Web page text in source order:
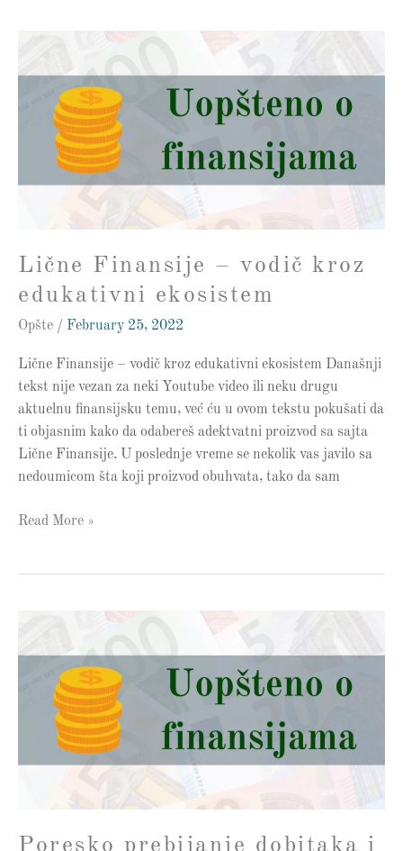
Lične Finansije – vodič kroz
edukativni ekosistem
Opšte / February 25, 2022
Lične Finansije – vodič kroz edukativni ekosistem Današnji
tekst nije vezan za neki Youtube video ili neku drugu
aktuelnu finansijsku temu, već ću u ovom tekstu pokušati da
ti objasnim kako da odabereš adektvatni proizvod sa sajta
Lične Finansije. U poslednje vreme se nekolik vas javilo sa
nedoumicom šta koji proizvod obuhvata, tako da sam
edukativni
ekosistem
Read More »
Poresko prebijanje dobitaka i
gubitaka